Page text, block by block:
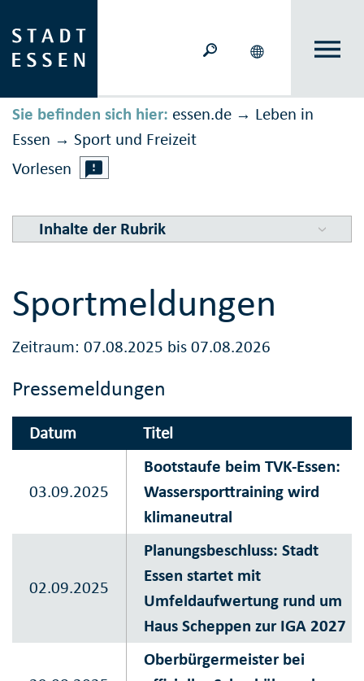
Sie befinden sich hier: essen.de → Leben in
Essen → Sport und Freizeit
Vorlesen
Inhalte der Rubrik
Sportmeldungen
Zeitraum: 07.08.2025 bis 07.08.2026
Pressemeldungen
Datum Titel
03.09.2025
Bootstaufe beim TVK-Essen:
Wassersporttraining wird
klimaneutral
02.09.2025
Planungsbeschluss: Stadt
Essen startet mit
Umfeldaufwertung rund um
Haus Scheppen zur IGA 2027
Oberbürgermeister bei